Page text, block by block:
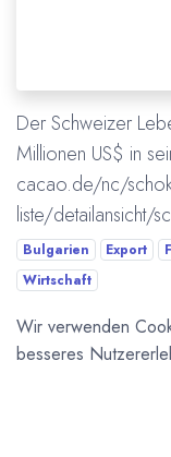
Der Schweizer
Millionen US$ in
cacao.de/nc/
liste/detailansicht/
Bulgarien Export
Wirtschaft
Mehr lesen
Wir verwenden
besseres